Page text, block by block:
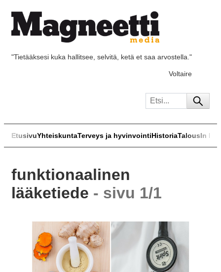
"Tietääksesi kuka hallitsee, selvitä, ketä et saa arvostella."
Voltaire
EtusivuYhteiskuntaTerveys ja hyvinvointiHistoriaTalousIn
funktionaalinen
lääketiede - sivu 1/1